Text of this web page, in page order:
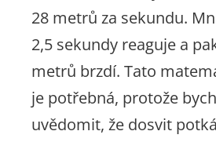
28 metrů za sekundu.
2,5 sekundy reaguje a
metrů brzdí. Tato
je potřebná, protože
uvědomit, že dosvit